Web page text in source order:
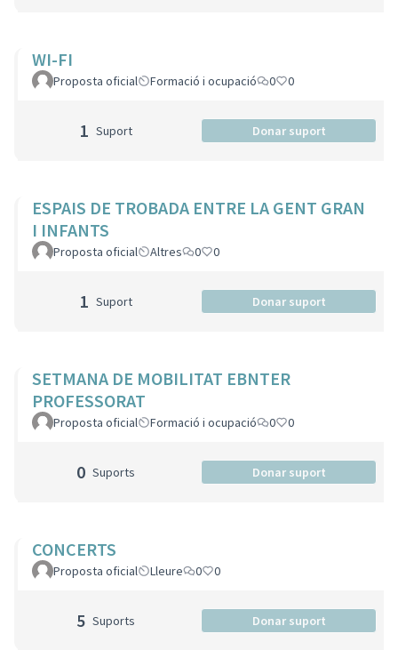
WI-FI
Proposta oficial Formació i ocupació 0 0
1 Suport Donar suport
ESPAIS DE TROBADA ENTRE LA GENT GRAN
I INFANTS
Proposta oficial Altres 0 0
1 Suport Donar suport
SETMANA DE MOBILITAT EBNTER
PROFESSORAT
Proposta oficial Formació i ocupació 0 0
0 Suports Donar suport
CONCERTS
Proposta oficial Lleure 0 0
5 Suports Donar suport